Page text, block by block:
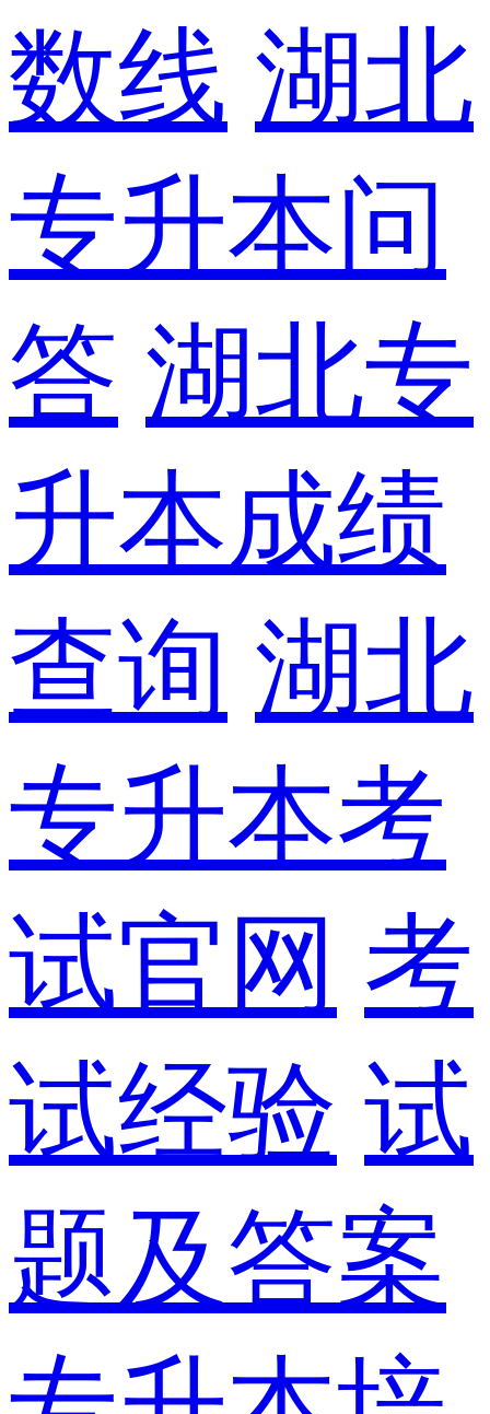
数线 湖北
专升本问
答 湖北专
升本成绩
查询 湖北
专升本考
试官网 考
试经验 试
题及答案